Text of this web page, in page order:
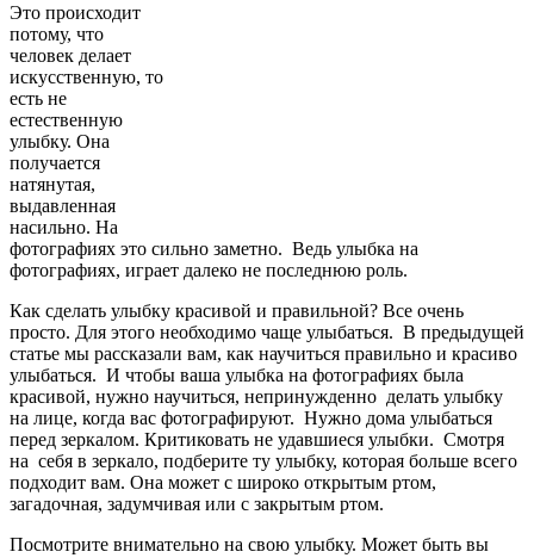
Это происходит
потому, что
человек делает
искусственную, то
есть не
естественную
улыбку. Она
получается
натянутая,
выдавленная
насильно. На
фотографиях это сильно заметно. Ведь улыбка на
фотографиях, играет далеко не последнюю роль.
Как сделать улыбку красивой и правильной? Все очень
просто. Для этого необходимо чаще улыбаться. В предыдущей
статье мы рассказали вам, как научиться правильно и красиво
улыбаться. И чтобы ваша улыбка на фотографиях была
красивой, нужно научиться, непринужденно делать улыбку
на лице, когда вас фотографируют. Нужно дома улыбаться
перед зеркалом. Критиковать не удавшиеся улыбки. Смотря
на себя в зеркало, подберите ту улыбку, которая больше всего
подходит вам. Она может с широко открытым ртом,
загадочная, задумчивая или с закрытым ртом.
Посмотрите внимательно на свою улыбку. Может быть вы